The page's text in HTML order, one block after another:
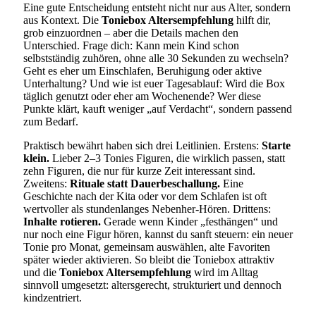
Eine gute Entscheidung entsteht nicht nur aus Alter, sondern
aus Kontext. Die Toniebox Altersempfehlung hilft dir,
grob einzuordnen – aber die Details machen den
Unterschied. Frage dich: Kann mein Kind schon
selbstständig zuhören, ohne alle 30 Sekunden zu wechseln?
Geht es eher um Einschlafen, Beruhigung oder aktive
Unterhaltung? Und wie ist euer Tagesablauf: Wird die Box
täglich genutzt oder eher am Wochenende? Wer diese
Punkte klärt, kauft weniger „auf Verdacht“, sondern passend
zum Bedarf.
Praktisch bewährt haben sich drei Leitlinien. Erstens: Starte
klein. Lieber 2–3 Tonies Figuren, die wirklich passen, statt
zehn Figuren, die nur für kurze Zeit interessant sind.
Zweitens: Rituale statt Dauerbeschallung. Eine
Geschichte nach der Kita oder vor dem Schlafen ist oft
wertvoller als stundenlanges Nebenher-Hören. Drittens:
Inhalte rotieren. Gerade wenn Kinder „festhängen“ und
nur noch eine Figur hören, kannst du sanft steuern: ein neuer
Tonie pro Monat, gemeinsam auswählen, alte Favoriten
später wieder aktivieren. So bleibt die Toniebox attraktiv
und die Toniebox Altersempfehlung wird im Alltag
sinnvoll umgesetzt: altersgerecht, strukturiert und dennoch
kindzentriert.